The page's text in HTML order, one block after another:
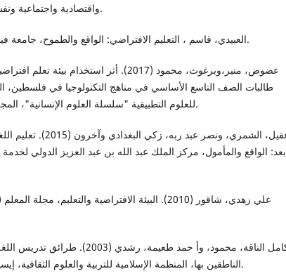
واقتصادية واجتماعية ونفسية وإعلامية).
العبيدي، قاسم ، التعليم الافتراضي: الواقع والطموح، جامعة فيلادلفيا، الأردن.
عضوض، منير،وبرغوث، محمود (2017). أثر استخدام بيئة
طالبات الصف التاسع الأساسي في مناهج التكنولوجيا في فلسطين،
للعلوم التطبيقية "سلسلة العلوم الإنسانية"، المجلد 18، العدد2.
عقيل، الشمري، ونصر عبد ربه، زكي
بعد: الواقع والمأمول، مركز الملك عبد الله بن عبد العزيز الدولي لخدمة
علي زهدي، شاقور (2010). البيئة الافتراضية والتعليم، مجلة
كامل الناقة، محمود، وأ حمد طعيمة، رشدي (2003).
الناطقين بها، المنظمة الإسلامية للتربية والعلوم الثقافية، إيسيسكو، الرباط.